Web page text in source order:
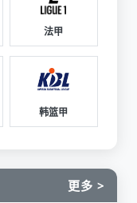
法甲
韩篮甲
更多 >